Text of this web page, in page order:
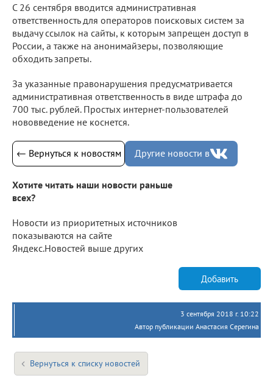
С 26 сентября вводится административная
ответственность для операторов поисковых систем за
выдачу ссылок на сайты, к которым запрещен доступ в
России, а также на анонимайзеры, позволяющие
обходить запреты.
За указанные правонарушения предусматривается
административная ответственность в виде штрафа до
700 тыс. рублей. Простых интернет-пользователей
нововведение не коснется.
← Вернуться к новостям Другие новости в
Хотите читать наши новости раньше
всех?
Новости из приоритетных источников
показываются на сайте
Яндекс.Новостей выше других
Добавить
3 сентября 2018 г. 10:22
Автор публикации Анастасия Серегина
Вернуться к списку новостей